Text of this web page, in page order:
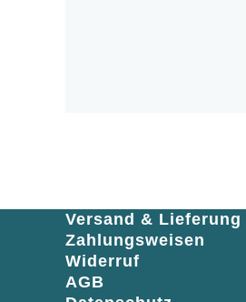
Versand & Lieferung
Zahlungsweisen
Widerruf
AGB